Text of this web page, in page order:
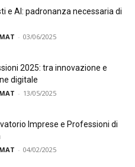
e AI: padronanza necessaria di
- 03/06/2025
2025: tra innovazione e
digitale
- 13/05/2025
Imprese e Professioni di
- 04/02/2025